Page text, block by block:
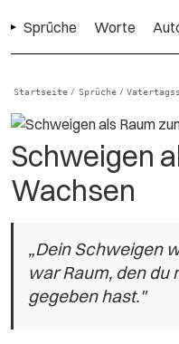
Sprüche Worte
Startseite / Sprüche /
Schweigen
Wachsen
„Dein Schweigen
war Raum, den du
gegeben hast."